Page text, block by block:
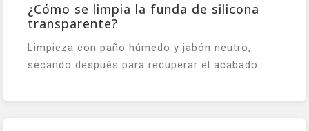
¿Cómo se limpia la funda de silicona
transparente?
Limpieza con paño húmedo y jabón neutro,
secando después para recuperar el acabado.